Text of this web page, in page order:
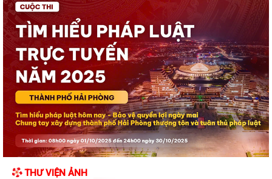
Hội Cựu chiến binh đặc khu Cát Hải thăm, tặng quà hội viên cựu chiến
binh nhân dịp kỷ niệm 79 năm...
Chuyển đổi số trong hoạt động của Mặt trận Tổ quốc – Xây dựng “Mặt
trận số”, lan tỏa niềm tin, kết...
Đồng chí Bí thư Đảng ủy đặc khu Cát Hải thăm, tặng quà các gia đình
người có công với cách mạng...
Khai mạc Lễ hội truyền thống Đình Phù Long năm 2026
Đặc khu Cát Hải dâng hương tưởng niệm các Anh hùng liệt sĩ nhân kỷ
niệm 79 năm Ngày Thương binh -...
THƯ VIỆN ẢNH